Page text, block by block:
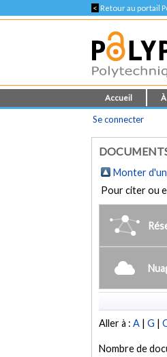
< Retour au portail
Accueil
Se connecter
Monter
Pour citer ou
Aller à :A |G |
Nombre de